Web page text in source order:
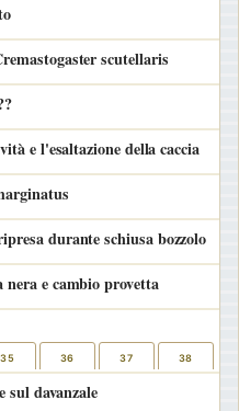
scutellaris
e l'esaltazione della caccia
durante schiusa bozzolo
e cambio provetta
35 36 37 38
sul davanzale